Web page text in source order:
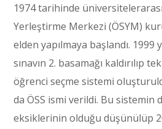
1974 tarihinde
Yerleştirme Merkezi (ÖSYM)
elden yapılmaya başlandı. 1999
sınavın 2. basamağı kaldırılıp
öğrenci seçme sistemi
da ÖSS ismi verildi. Bu sistemin
eksiklerinin olduğu düşünülüp